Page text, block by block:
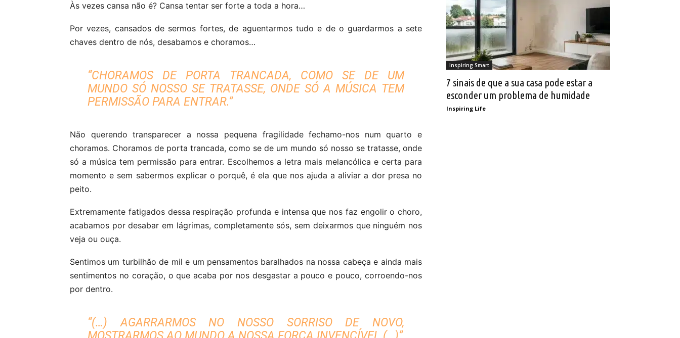
Às vezes cansa não é? Cansa tentar ser forte a toda a hora…
Por vezes, cansados de sermos fortes, de aguentarmos tudo e de o guardarmos a sete
chaves dentro de nós, desabamos e choramos…
“CHORAMOS DE PORTA TRANCADA, COMO SE DE UM
MUNDO SÓ NOSSO SE TRATASSE, ONDE SÓ A MÚSICA TEM
PERMISSÃO PARA ENTRAR.”
Não querendo transparecer a nossa pequena fragilidade fechamo-nos num quarto e
choramos. Choramos de porta trancada, como se de um mundo só nosso se tratasse, onde
só a música tem permissão para entrar. Escolhemos a letra mais melancólica e certa para
momento e sem sabermos explicar o porquê, é ela que nos ajuda a aliviar a dor presa no
peito.
Extremamente fatigados dessa respiração profunda e intensa que nos faz engolir o choro,
acabamos por desabar em lágrimas, completamente sós, sem deixarmos que ninguém nos
veja ou ouça.
Sentimos um turbilhão de mil e um pensamentos baralhados na nossa cabeça e ainda mais
sentimentos no coração, o que acaba por nos desgastar a pouco e pouco, corroendo-nos
por dentro.
“(…) AGARRARMOS NO NOSSO SORRISO DE NOVO,
Inspiring Smart
7 sinais de que a sua casa pode estar a
esconder um problema de humidade
Inspiring Life